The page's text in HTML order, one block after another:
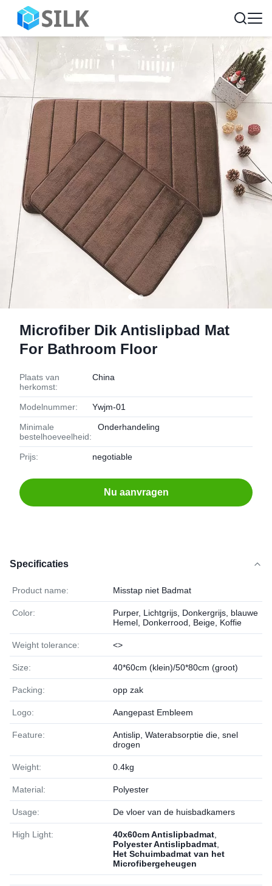
Microfiber Dik Antislipbad Mat
For Bathroom Floor
Plaats van
herkomst:
China
Modelnummer: Ywjm-01
Minimale
bestelhoeveelheid:
Onderhandeling
Prijs: negotiable
Nu aanvragen
Specificaties
Product name: Misstap niet Badmat
Color:
Purper, Lichtgrijs, Donkergrijs, blauwe
Hemel, Donkerrood, Beige, Koffie
Weight tolerance: <>
Size: 40*60cm (klein)/50*80cm (groot)
Packing: opp zak
Logo: Aangepast Embleem
Feature:
Antislip, Waterabsorptie die, snel
drogen
Weight: 0.4kg
Material: Polyester
Usage: De vloer van de huisbadkamers
High Light: 40x60cm Antislipbadmat
Polyester Antislipbadmat
Het Schuimbadmat van het
Microfibergeheugen